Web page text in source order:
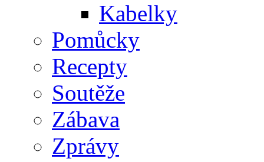
Kabelky
Pomůcky
Recepty
Soutěže
Zábava
Zprávy